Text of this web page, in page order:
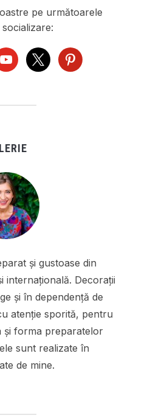
pe următoarele
x pinterest
și gustoase din
internațională. Decorații
și în dependență de
atenție sporită, pentru
și forma preparatelor
sunt realizate în
de mine.